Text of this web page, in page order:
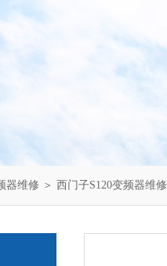
器维修 ＞ 西门子S120变频器维修